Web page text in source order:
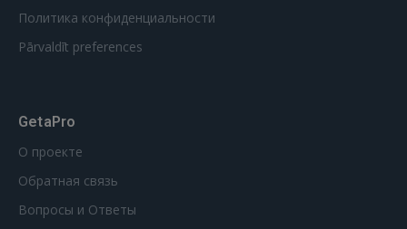
Политика конфиденциальности
Pārvaldīt preferences
GetaPro
О проекте
Обратная связь
Вопросы и Ответы